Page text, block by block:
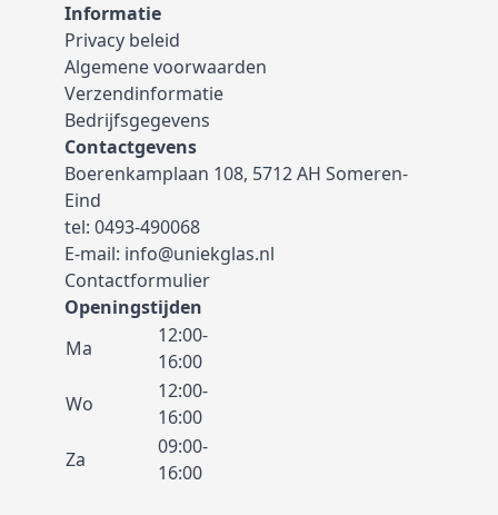
Informatie
Privacy beleid
Algemene voorwaarden
Verzendinformatie
Bedrijfsgegevens
Contactgevens
Boerenkamplaan 108, 5712 AH Someren-
Eind
tel: 0493-490068
E-mail: info@uniekglas.nl
Contactformulier
Openingstijden
Ma
12:00-
16:00
Wo
12:00-
16:00
Za
09:00-
16:00